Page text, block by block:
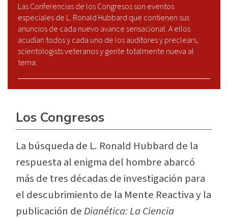
Las Conferencias de los Congresos son eventos
especiales de L. Ronald Hubbard que contienen sus
anuncios de cada nuevo avance sensacional. A ellos
acudían todos y cada uno de los auditores y preclears,
scientologists veteranos y gente totalmente nueva al
tema.
Los Congresos
La búsqueda de L. Ronald Hubbard de la
respuesta al enigma del hombre abarcó
más de tres décadas de investigación para
el descubrimiento de la Mente Reactiva y la
publicación deDianética: La Ciencia